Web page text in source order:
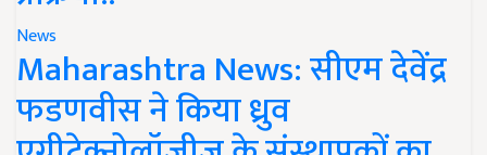
News
Maharashtra News: सीएम देवेंद्र
फडणवीस ने किया ध्रुव